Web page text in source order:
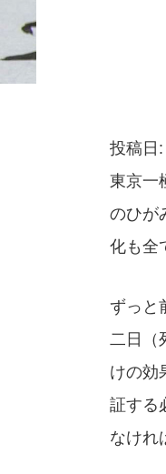
投稿日
東京一
のひが
化も全
ずっと
二日（
けの効
証する
なけれ